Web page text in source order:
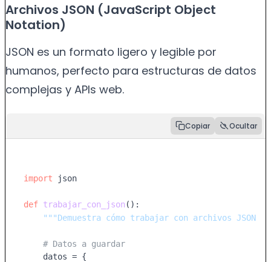
Archivos JSON (JavaScript Object
Notation)
JSON es un formato ligero y legible por
humanos, perfecto para estructuras de datos
complejas y APIs web.
Copiar Ocultar
import json
def trabajar_con_json ():
"""Demuestra cómo trabajar con archivos JSON"""
# Datos a guardar
    datos = {